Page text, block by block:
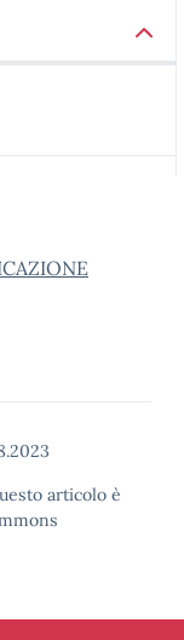
articolo è